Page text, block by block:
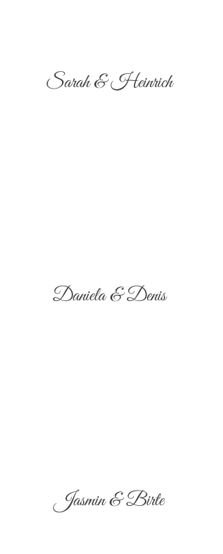
Sarah & Heinrich
Daniela & Denis
Jasmin & Birte